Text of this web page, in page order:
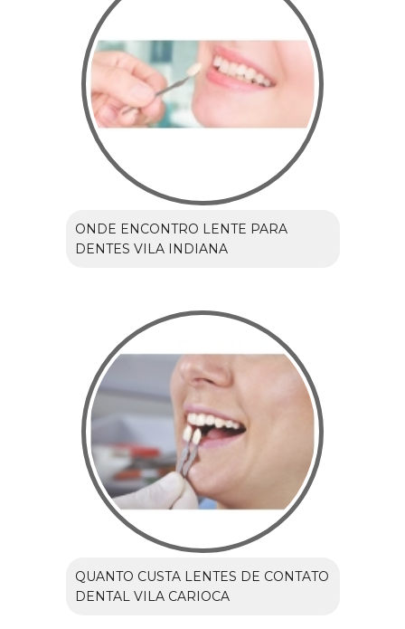
ONDE ENCONTRO LENTE PARA
DENTES VILA INDIANA
QUANTO CUSTA LENTES DE CONTATO
DENTAL VILA CARIOCA